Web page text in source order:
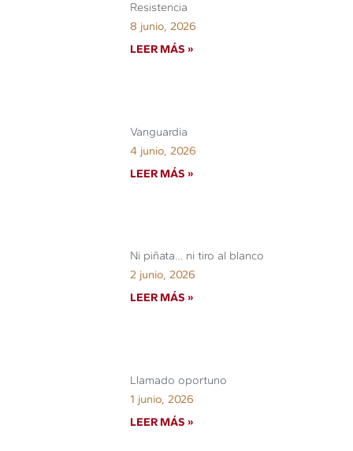
Resistencia
8 junio, 2026
LEER MÁS »
Vanguardia
4 junio, 2026
LEER MÁS »
Ni piñata… ni tiro al blanco
2 junio, 2026
LEER MÁS »
Llamado oportuno
1 junio, 2026
LEER MÁS »